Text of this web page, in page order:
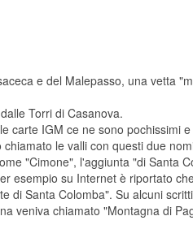
e del Malepasso, una vetta
Torri di Casanova.
carte IGM ce ne sono pochissimi
le valli con questi due
"Cimone", l'aggiunta "di Santa
esempio su Internet è riportato
di Santa Colomba". Su alcuni
veniva chiamato "Montagna di